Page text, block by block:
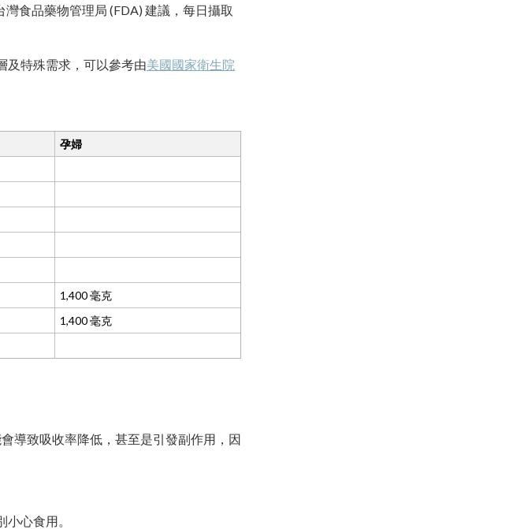
食品藥物管理局 (FDA) 建議，每日攝取
及特殊需求，可以參考由美國國家衛生院
孕婦
1,400 毫克
1,400 毫克
導致吸收率降低，甚至是引發副作用，因
心食用。